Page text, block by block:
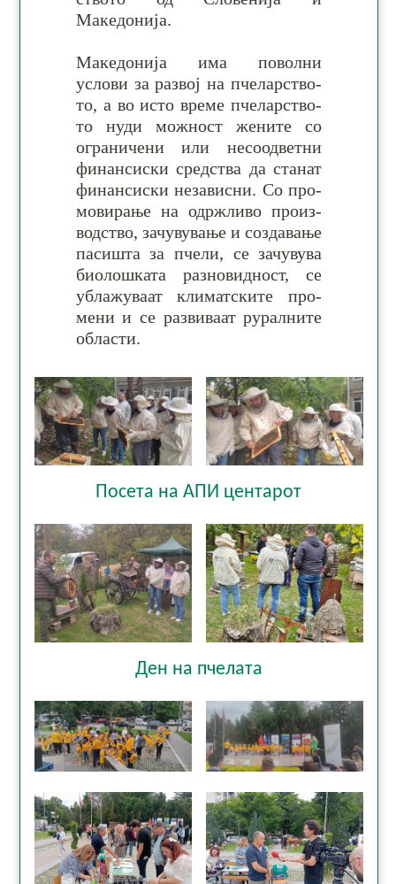
Македонија.
Македонија има поволни
услови за раз­вој на пче­лар­ство­
то, а во исто вре­ме пче­лар­ство­
то нуди мож­ност же­ните со
огра­ни­чени или не­со­одвет­ни
фи­нан­сиски сред­ства да ста­нат
фи­нан­сиски не­за­висни. Со про­
мо­ви­рање на одрж­ливо про­из­
вод­ство, за­чу­ву­ва­ње и соз­да­ва­ње
па­си­шта за пче­ли, се за­чу­вува
био­лош­ката ра­зно­вид­ност, се
убла­жу­ваат кли­мат­ски­те про­
мени и се ра­зви­ваат руралните
области.
Посета на АПИ центарот
Ден на пчелата